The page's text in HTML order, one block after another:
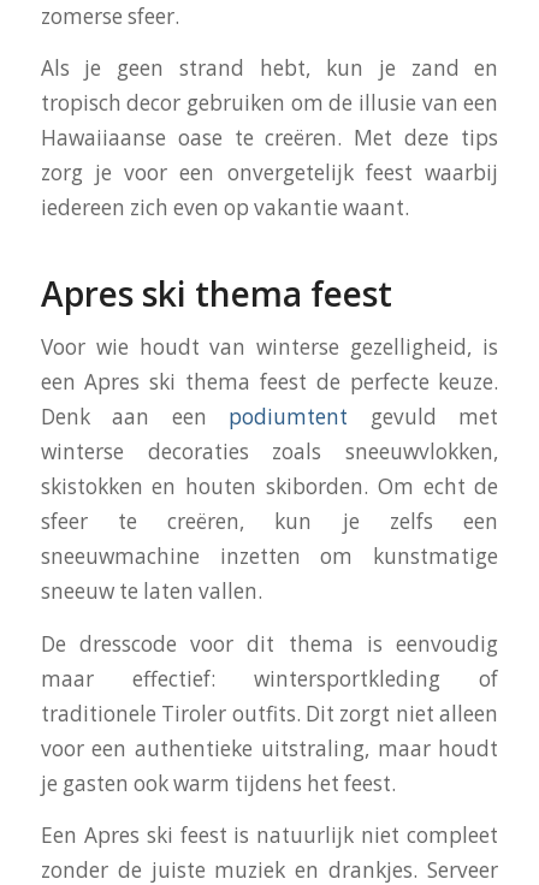
zomerse sfeer.
Als je geen strand hebt, kun je zand en
tropisch decor gebruiken om de illusie van een
Hawaiiaanse oase te creëren. Met deze tips
zorg je voor een onvergetelijk feest waarbij
iedereen zich even op vakantie waant.
Apres ski thema feest
Voor wie houdt van winterse gezelligheid, is
een Apres ski thema feest de perfecte keuze.
Denk aan een podiumtent gevuld met
winterse decoraties zoals sneeuwvlokken,
skistokken en houten skiborden. Om echt de
sfeer te creëren, kun je zelfs een
sneeuwmachine inzetten om kunstmatige
sneeuw te laten vallen.
De dresscode voor dit thema is eenvoudig
maar effectief: wintersportkleding of
traditionele Tiroler outfits. Dit zorgt niet alleen
voor een authentieke uitstraling, maar houdt
je gasten ook warm tijdens het feest.
Een Apres ski feest is natuurlijk niet compleet
zonder de juiste muziek en drankjes. Serveer